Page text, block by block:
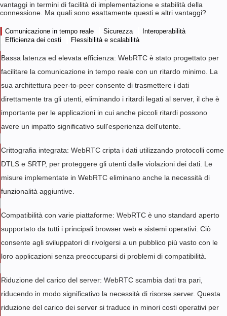
vantaggi in termini di facilità di implementazione e stabilità della
connessione. Ma quali sono esattamente questi e altri vantaggi?
Comunicazione in tempo reale Sicurezza
Interoperabilità
Efficienza dei costi
Flessibilità e scalabilità
Bassa latenza ed elevata efficienza: WebRTC è stato progettato per
facilitare la comunicazione in tempo reale con un ritardo minimo. La
sua architettura peer-to-peer consente di trasmettere i dati
direttamente tra gli utenti, eliminando i ritardi legati al server, il che è
importante per le applicazioni in cui anche piccoli ritardi possono
avere un impatto significativo sull'esperienza dell'utente.
Crittografia integrata: WebRTC cripta i dati utilizzando protocolli come
DTLS e SRTP, per proteggere gli utenti dalle violazioni dei dati. Le
misure implementate in WebRTC eliminano anche la necessità di
funzionalità aggiuntive.
Compatibilità con varie piattaforme: WebRTC è uno standard aperto
supportato da tutti i principali browser web e sistemi operativi. Ciò
consente agli sviluppatori di rivolgersi a un pubblico più vasto con le
loro applicazioni senza preoccuparsi di problemi di compatibilità.
Riduzione del carico del server: WebRTC scambia dati tra pari,
riducendo in modo significativo la necessità di risorse server. Questa
riduzione del carico dei server si traduce in minori costi operativi per